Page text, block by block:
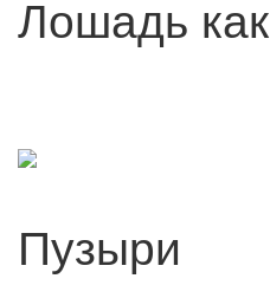
Лошадь
Пузыри